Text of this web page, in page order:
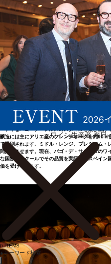
差別化されたキャラクター
パゴ・デ・サルサスの目的は、テクニカルディレ
で差別化されたキャラクター」を持つシングルエ
初からワインメーカーを務め、テンプラニーリョ
醸造には主にアリエ産のフレンチオークを約90
で選別されます。ミドル・レンジ、プレミアム・
間熟成させます。現在、パゴ・デ・サルサスのワ
な国際コンクールでその品質を実証し、スペイン
価を受けています。
ワイン生産者 来日
0 ITEMS
●キーワード検索